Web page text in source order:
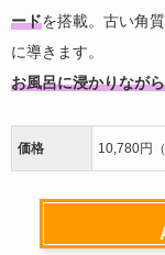
ードを搭載。古い角
に導きます。
お風呂に浸かりなが
価格 10,780円（